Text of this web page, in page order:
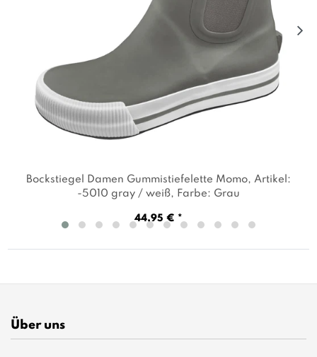
Bockstiegel Damen Gummistiefelette Momo, Artikel:
-5010 gray / weiß, Farbe: Grau
44,95 € *
Über uns